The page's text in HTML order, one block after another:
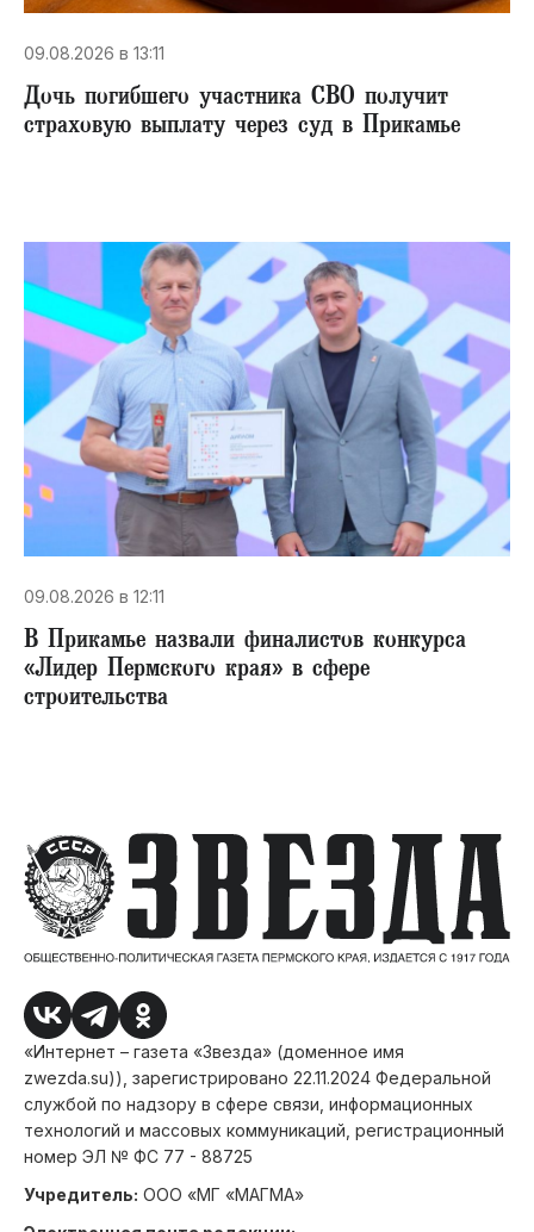
09.08.2026 в 13:11
Дочь погибшего участника СВО получит
страховую выплату через суд в Прикамье
09.08.2026 в 12:11
В Прикамье назвали финалистов конкурса
«Лидер Пермского края» в сфере
строительства
«Интернет – газета «Звезда» (доменное имя
zwezda.su)), зарегистрировано 22.11.2024 Федеральной
службой по надзору в сфере связи, информационных
технологий и массовых коммуникаций, регистрационный
номер ЭЛ № ФС 77 - 88725
Учредитель: ООО «МГ «МАГМА»